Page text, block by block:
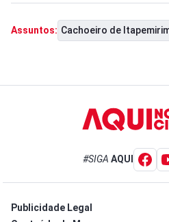
Assuntos: Cachoeiro de
#SIGA AQUI
Publicidade Legal